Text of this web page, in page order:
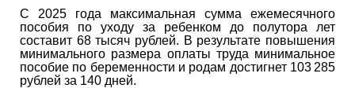
С 2025 года максимальная сумма ежемесячного
пособия по уходу за ребенком до полутора лет
составит 68 тысяч рублей. В результате повышения
минимального размера оплаты труда минимальное
пособие по беременности и родам достигнет 103 285
рублей за 140 дней.